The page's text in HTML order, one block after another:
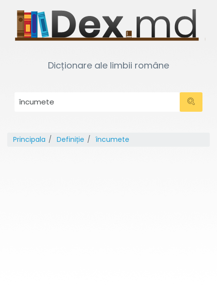
Dicționare ale limbii române
Principala Definiție încumete